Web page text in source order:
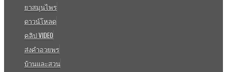
ยาสมุนไพร
ดาวน์โหลด
คลิป VIDEO
ส่งคำอวยพร
บ้านและสวน